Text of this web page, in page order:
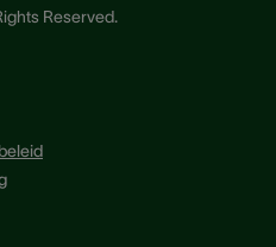
Reserved.